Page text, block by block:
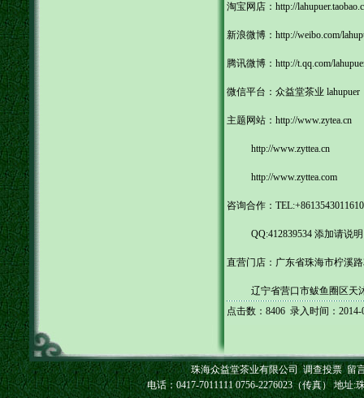
淘宝网店： http://
新浪微博： http://weibo.com/
腾讯微博： http://t.qq.com/
微信平台：众益堂茶业 lahupuer
主题网站： http://www.zytea.cn
http://www.zyttea.cn
http://www.zyttea.com
咨询合作：
QQ:412839534 添加请说明
直营门店：广东省珠海市柠溪
辽宁省营口市鲅鱼圈区天沐
点击数：8406 录入时间：2014-
珠海众益堂茶业有限公司 调查投票 留
电话：0417-7011111 0756-2276023（传真） 地址: